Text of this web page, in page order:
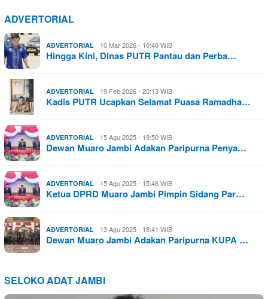
ADVERTORIAL
ADVERTORIAL 10 Mar 2026 - 10:40 WIB
Hingga Kini, Dinas PUTR Pantau dan Perba…
ADVERTORIAL 19 Feb 2026 - 20:13 WIB
Kadis PUTR Ucapkan Selamat Puasa Ramadha…
ADVERTORIAL 15 Agu 2025 - 19:50 WIB
Dewan Muaro Jambi Adakan Paripurna Penya…
ADVERTORIAL 15 Agu 2025 - 15:46 WIB
Ketua DPRD Muaro Jambi Pimpin Sidang Par…
ADVERTORIAL 13 Agu 2025 - 18:41 WIB
Dewan Muaro Jambi Adakan Paripurna KUPA …
SELOKO ADAT JAMBI